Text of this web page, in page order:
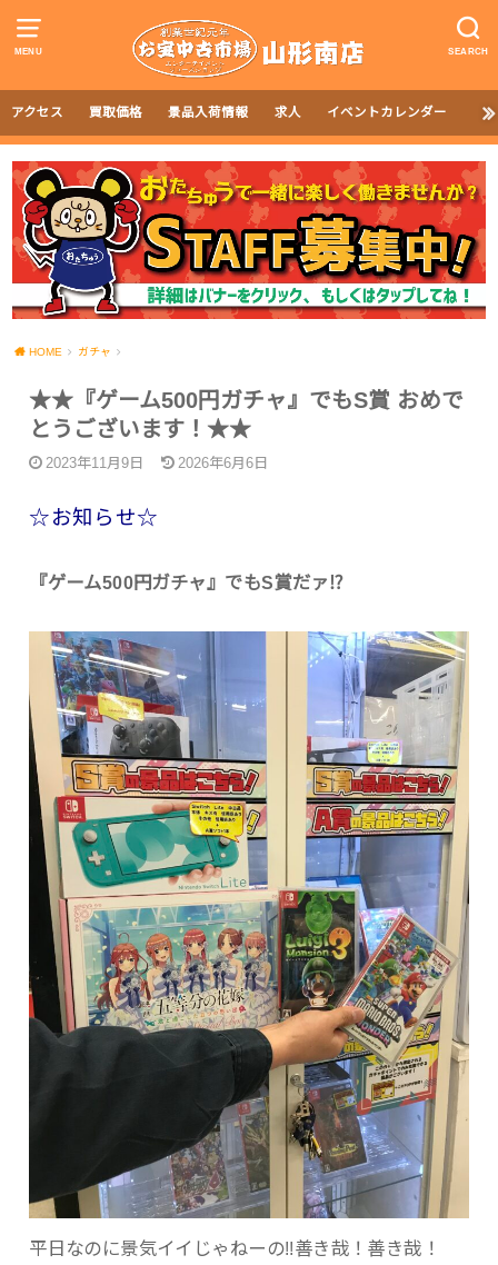
MENU SEARCH
アクセス 買取価格 景品入荷情報 求人 イベントカレンダー
HOME ガチャ
★★『ゲーム500円ガチャ』でもS賞 おめで
とうございます！★★
2023年11月9日 2026年6月6日
☆お知らせ☆
『ゲーム500円ガチャ』でもS賞だァ⁉
平日なのに景気イイじゃねーの!!善き哉！善き哉！